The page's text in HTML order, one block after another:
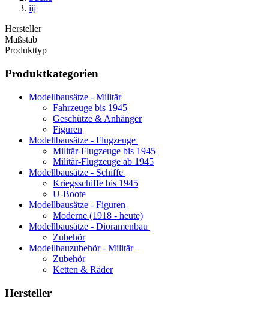
iij
Hersteller
Maßstab
Produkttyp
Produktkategorien
Modellbausätze - Militär
Fahrzeuge bis 1945
Geschütze & Anhänger
Figuren
Modellbausätze - Flugzeuge
Militär-Flugzeuge bis 1945
Militär-Flugzeuge ab 1945
Modellbausätze - Schiffe
Kriegsschiffe bis 1945
U-Boote
Modellbausätze - Figuren
Moderne (1918 - heute)
Modellbausätze - Dioramenbau
Zubehör
Modellbauzubehör - Militär
Zubehör
Ketten & Räder
Hersteller